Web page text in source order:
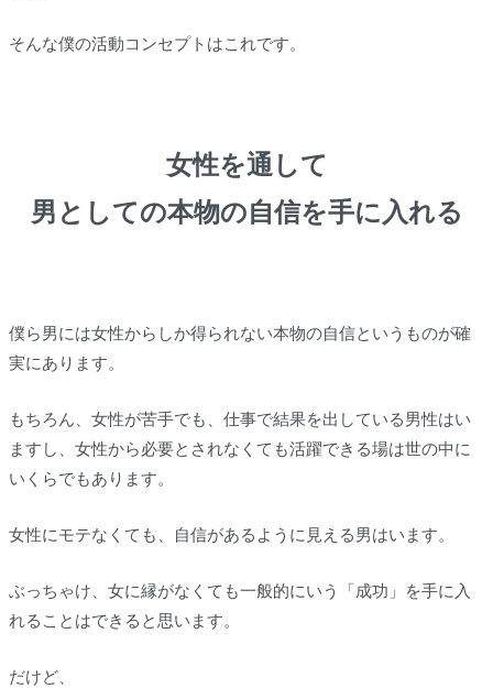
そんな僕の活動コンセプトはこれです。
女性を通して
男としての本物の自信を手に入れる
僕ら男には女性からしか得られない本物の自信というものが確
実にあります。
もちろん、女性が苦手でも、仕事で結果を出している男性はい
ますし、女性から必要とされなくても活躍できる場は世の中に
いくらでもあります。
女性にモテなくても、自信があるように見える男はいます。
ぶっちゃけ、女に縁がなくても一般的にいう「成功」を手に入
れることはできると思います。
だけど、